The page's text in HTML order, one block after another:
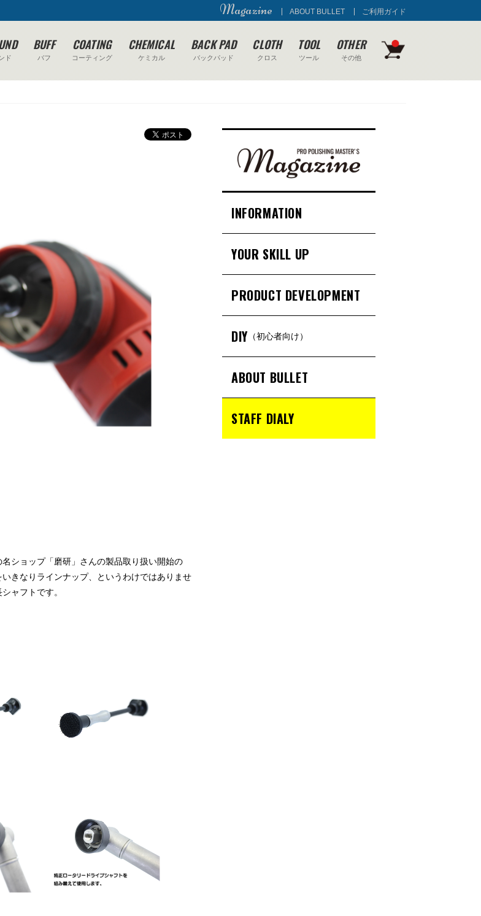
Magazine ABOUT BULLET ご利用ガイド
ド
BUFF
バフ
COATING
コーティング
CHEMICAL
ケミカル
BACK PAD
バックパッド
CLOTH
クロス
TOOL
ツール
OTHER
その他
ショップ「磨研」さんの製品取り扱い開始の
きなりラインナップ、というわけではありませ
ャフトです。
INFORMATION
YOUR SKILL UP
PRODUCT DEVELOPMENT
DIY （初心者向け）
ABOUT BULLET
STAFF DIALY